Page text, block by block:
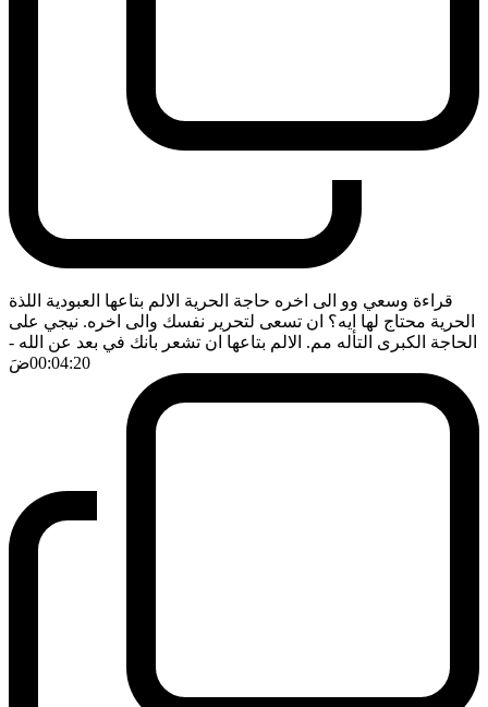
قراءة وسعي وو الى اخره حاجة الحرية الالم بتاعها العبودية اللذة
الحرية محتاج لها ايه؟ ان تسعى لتحرير نفسك والى اخره. نيجي على
الحاجة الكبرى التأله مم. الالم بتاعها ان تشعر بانك في بعد عن الله -
00:04:20ضَ